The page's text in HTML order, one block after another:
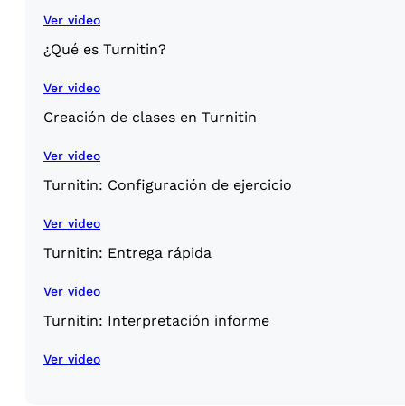
Ver video
¿Qué es Turnitin?
Ver video
Creación de clases en Turnitin
Ver video
Turnitin: Configuración de ejercicio
Ver video
Turnitin: Entrega rápida
Ver video
Turnitin: Interpretación informe
Ver video